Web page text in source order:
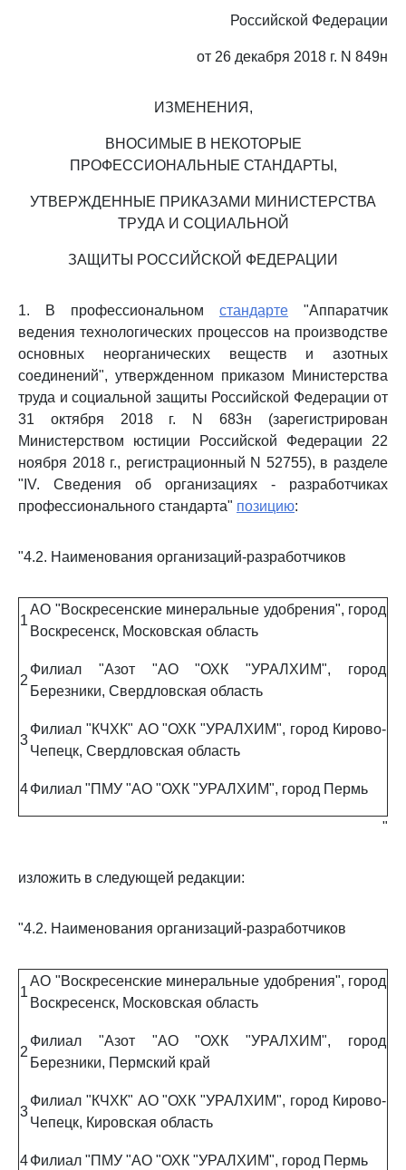
Российской Федерации
от 26 декабря 2018 г. N 849н
ИЗМЕНЕНИЯ,
ВНОСИМЫЕ В НЕКОТОРЫЕ
ПРОФЕССИОНАЛЬНЫЕ СТАНДАРТЫ,
УТВЕРЖДЕННЫЕ ПРИКАЗАМИ МИНИСТЕРСТВА
ТРУДА И СОЦИАЛЬНОЙ
ЗАЩИТЫ РОССИЙСКОЙ ФЕДЕРАЦИИ
1. В профессиональном стандарте "Аппаратчик
ведения технологических процессов на производстве
основных неорганических веществ и азотных
соединений", утвержденном приказом Министерства
труда и социальной защиты Российской Федерации от
31 октября 2018 г. N 683н (зарегистрирован
Министерством юстиции Российской Федерации 22
ноября 2018 г., регистрационный N 52755), в разделе
"IV. Сведения об организациях - разработчиках
профессионального стандарта" позицию:
"4.2. Наименования организаций-разработчиков
1
АО "Воскресенские минеральные удобрения", город
Воскресенск, Московская область
2
Филиал "Азот "АО "ОХК "УРАЛХИМ", город
Березники, Свердловская область
3
Филиал "КЧХК" АО "ОХК "УРАЛХИМ", город Кирово-
Чепецк, Свердловская область
4Филиал "ПМУ "АО "ОХК "УРАЛХИМ", город Пермь
"
изложить в следующей редакции:
"4.2. Наименования организаций-разработчиков
1
АО "Воскресенские минеральные удобрения", город
Воскресенск, Московская область
2
Филиал "Азот "АО "ОХК "УРАЛХИМ", город
Березники, Пермский край
3
Филиал "КЧХК" АО "ОХК "УРАЛХИМ", город Кирово-
Чепецк, Кировская область
4Филиал "ПМУ "АО "ОХК "УРАЛХИМ", город Пермь